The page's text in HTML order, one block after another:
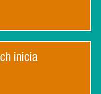
inicia